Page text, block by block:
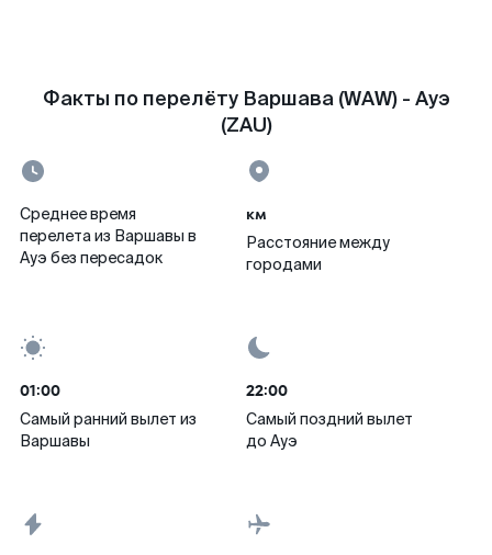
Факты по перелёту Варшава (WAW) - Ауэ
(ZAU)
Среднее время
перелета из Варшавы в
Ауэ без пересадок
км
Расстояние между
городами
01:00
Самый ранний вылет из
Варшавы
22:00
Самый поздний вылет
до Ауэ